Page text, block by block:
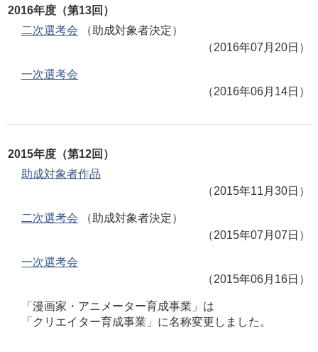
2016年度（第13回）
二次選考会 （助成対象者決定）
（2016年07月20日）
一次選考会
（2016年06月14日）
2015年度（第12回）
助成対象者作品
（2015年11月30日）
二次選考会 （助成対象者決定）
（2015年07月07日）
一次選考会
（2015年06月16日）
「漫画家・アニメーター育成事業」は
「クリエイター育成事業」に名称変更しました。